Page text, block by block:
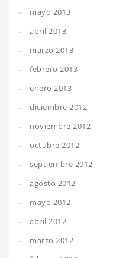
mayo 2013
abril 2013
marzo 2013
febrero 2013
enero 2013
diciembre 2012
noviembre 2012
octubre 2012
septiembre 2012
agosto 2012
mayo 2012
abril 2012
marzo 2012